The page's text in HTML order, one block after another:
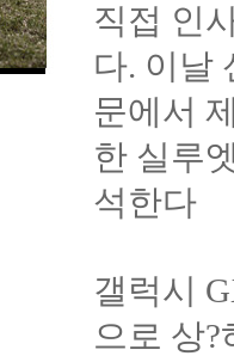
직접 인
다. 이날
문에서
한 실루
석한다
갤럭시
으로 상